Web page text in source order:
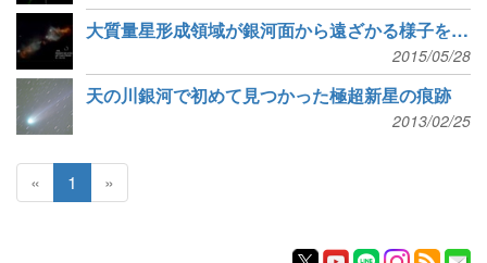
大質量星形成領域が銀河面から遠ざかる様子をVERAで観測
2015/05/28
天の川銀河で初めて見つかった極超新星の痕跡
2013/02/25
« 1 »